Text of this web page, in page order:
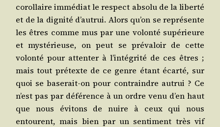
corol­laire immé­diat le res­pect abso­lu de la liber­té
et de la digni­té d’au­trui. Alors qu’on se repré­sente
les êtres comme mus par une volon­té supé­rieure
et mys­té­rieuse, on peut se pré­va­loir de cette
volon­té pour atten­ter à l’in­té­gri­té de ces êtres ;
mais tout pré­texte de ce genre étant écar­té, sur
quoi se base­rait-on pour contraindre autrui ? Ce
n’est pas par défé­rence à un ordre venu d’en haut
que nous évi­tons de nuire à ceux qui nous
entourent, mais bien par un sen­ti­ment très vif